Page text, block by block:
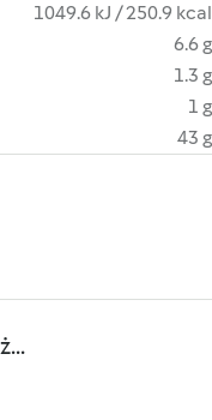
1049.6 kJ / 250.9 kcal
6.6 g
1.3 g
1 g
43 g